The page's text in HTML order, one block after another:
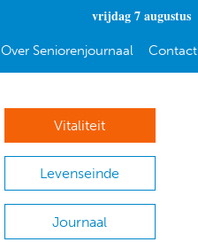
vrijdag 7 augustus
Over Seniorenjournaal Contact
Vitaliteit
Levenseinde
Journaal